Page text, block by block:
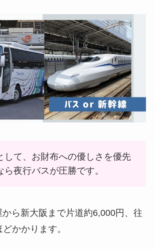
して、お財布への優しさを優先
ら夜行バスが圧勝です。
ら新大阪まで片道約6,000円、往
かかります。